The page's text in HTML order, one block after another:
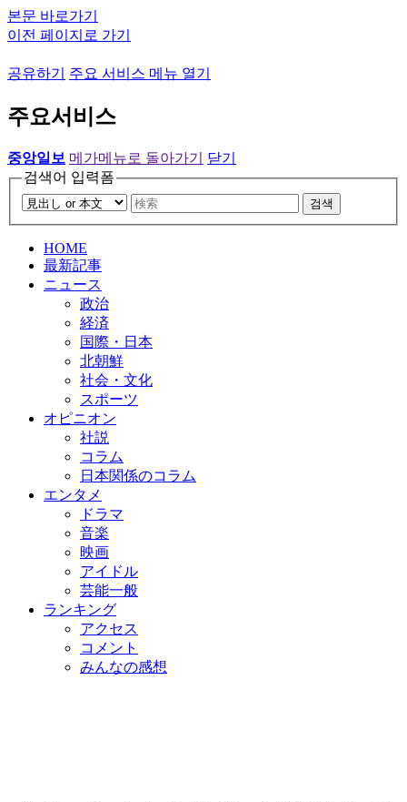
본문 바로가기
이전 페이지로 가기
공유하기 주요 서비스 메뉴 열기
주요서비스
중앙일보 메가메뉴로 돌아가기
닫기
검색어 입력폼
검색
HOME
最新記事
ニュース
政治
経済
国際・日本
北朝鮮
社会・文化
スポーツ
オピニオン
社説
コラム
日本関係のコラム
エンタメ
ドラマ
音楽
映画
アイドル
芸能一般
ランキング
アクセス
コメント
みんなの感想